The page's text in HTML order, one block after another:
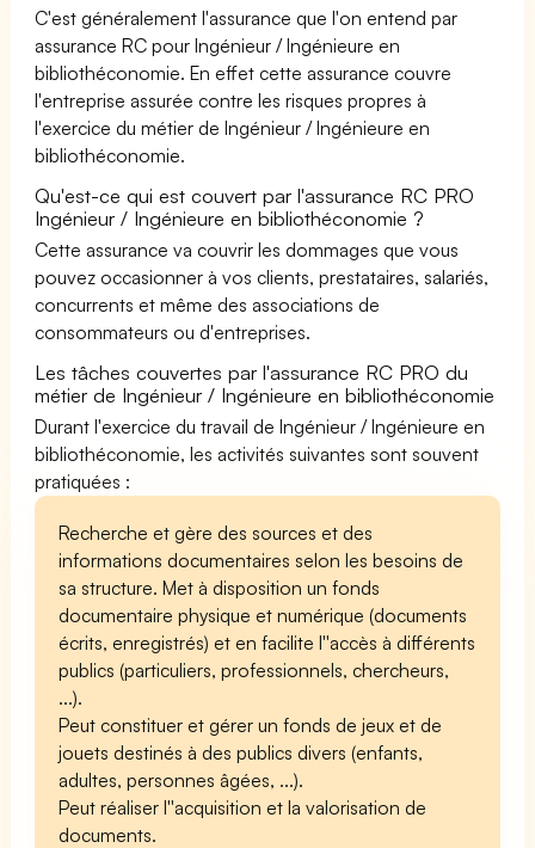
C'est généralement l'assurance que l'on entend par
assurance RC pour Ingénieur / Ingénieure en
bibliothéconomie. En effet cette assurance couvre
l'entreprise assurée contre les risques propres à
l'exercice du métier de Ingénieur / Ingénieure en
bibliothéconomie.
Qu'est-ce qui est couvert par l'assurance RC PRO
Ingénieur / Ingénieure en bibliothéconomie ?
Cette assurance va couvrir les dommages que vous
pouvez occasionner à vos clients, prestataires, salariés,
concurrents et même des associations de
consommateurs ou d'entreprises.
Les tâches couvertes par l'assurance RC PRO du
métier de Ingénieur / Ingénieure en bibliothéconomie
Durant l'exercice du travail de Ingénieur / Ingénieure en
bibliothéconomie, les activités suivantes sont souvent
pratiquées :
Recherche et gère des sources et des
informations documentaires selon les besoins de
sa structure. Met à disposition un fonds
documentaire physique et numérique (documents
écrits, enregistrés) et en facilite l''accès à différents
publics (particuliers, professionnels, chercheurs,
...).
Peut constituer et gérer un fonds de jeux et de
jouets destinés à des publics divers (enfants,
adultes, personnes âgées, ...).
Peut réaliser l''acquisition et la valorisation de
documents.